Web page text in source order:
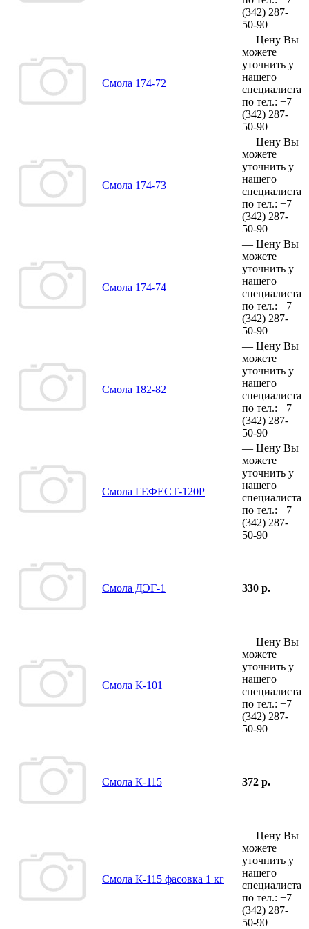
(342) 287-
50-90
Смола 174-72
— Цену Вы
можете
уточнить у
нашего
специалиста
по тел.: +7
(342) 287-
50-90
Смола 174-73
— Цену Вы
можете
уточнить у
нашего
специалиста
по тел.: +7
(342) 287-
50-90
Смола 174-74
— Цену Вы
можете
уточнить у
нашего
специалиста
по тел.: +7
(342) 287-
50-90
Смола 182-82
— Цену Вы
можете
уточнить у
нашего
специалиста
по тел.: +7
(342) 287-
50-90
Смола ГЕФЕСТ-120Р
— Цену Вы
можете
уточнить у
нашего
специалиста
по тел.: +7
(342) 287-
50-90
Смола ДЭГ-1 330 р.
Смола К-101
— Цену Вы
можете
уточнить у
нашего
специалиста
по тел.: +7
(342) 287-
50-90
Смола К-115 372 р.
Смола К-115 фасовка 1 кг
— Цену Вы
можете
уточнить у
нашего
специалиста
по тел.: +7
(342) 287-
50-90